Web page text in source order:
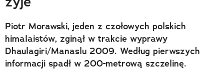
Polecane
Piotr Morawski, jeden z czołowych polskich
himalaistów, zginął w trakcie wyprawy
Dhaulagiri/Manaslu 2009. Według pierwszych
informacji spadł w 200-metrową szczelinę.